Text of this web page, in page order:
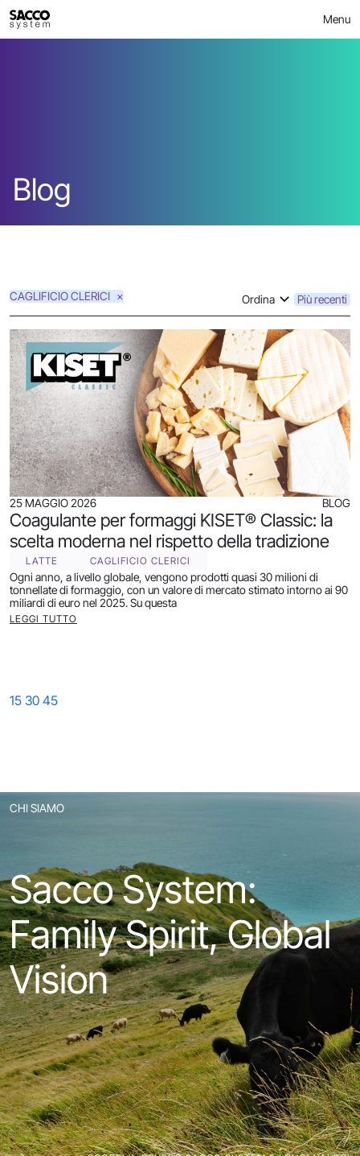
Skip
to
content
Menu
Blog
CAGLIFICIO CLERICI Ordina Più recenti
25 MAGGIO 2026 BLOG
Coagulante per formaggi KISET® Classic: la
scelta moderna nel rispetto della tradizione
LATTE CAGLIFICIO CLERICI
Ogni anno, a livello globale, vengono prodotti quasi 30 milioni di
tonnellate di formaggio, con un valore di mercato stimato intorno ai 90
miliardi di euro nel 2025. Su questa
LEGGI TUTTO
15 30 45
CHI SIAMO
Sacco System:
Family Spirit, Global
Vision